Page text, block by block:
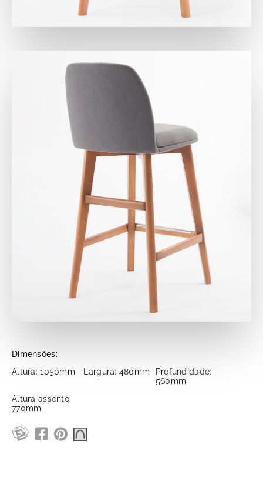
Dimensões:
Altura: 1050mm
Largura: 480mm
Profundidade:
560mm
Altura assento:
770mm